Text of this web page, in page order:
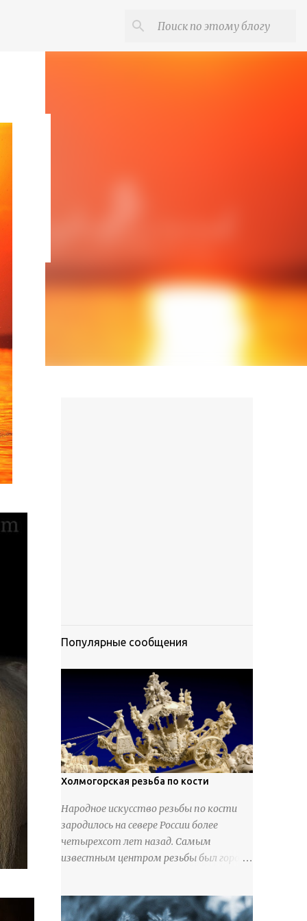
Популярные сообщения
Холмогорская резьба по кости
Народное искусство резьбы по кости
зародилось на севере России более
четырехсот лет назад. Самым
известным центром резьбы был город
служили кости тюленей, рыб и моржей.